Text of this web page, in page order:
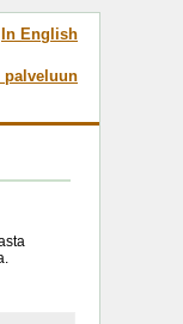
In English
palveluun